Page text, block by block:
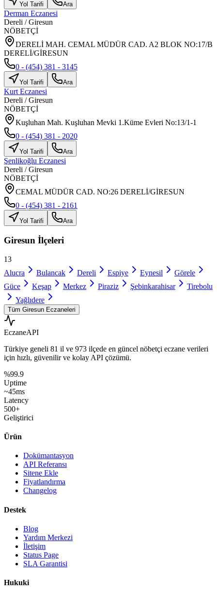
Yol Tarifi Ara
Derman Eczanesi
Dereli /Giresun
NÖBETÇİ
DERELİ MAH. CEMAL MÜDÜR CAD. A2 BLOK NO:17/B
DERELİ/GİRESUN
0 - (454) 381 - 3145
Yol Tarifi Ara
Kurt Eczanesi
Dereli /Giresun
NÖBETÇİ
Kuşluhan Mah. Kuşluhan Mevki 1.Küme Evleri No:13/1-1
0 - (454) 381 - 2020
Yol Tarifi Ara
Şenlikoğlu Eczanesi
Dereli /Giresun
NÖBETÇİ
CEMAL MÜDÜR CAD. NO:26 DERELİ/GİRESUN
0 - (454) 381 - 2161
Yol Tarifi Ara
Giresun İlçeleri
13
Alucra
Bulancak Dereli Espiye Eynesil
Görele
Güce
Keşap Merkez Piraziz Şebinkarahisar
Tirebolu
Yağlıdere
Tüm Giresun Eczaneleri
EczaneAPI
Türkiye geneli 81 il ve 973 ilçede en güncel nöbetçi eczane verileri
için hızlı, güvenilir ve kolay API çözümü.
%99.9
Uptime
~45ms
Latency
500+
Geliştirici
Ürün
Dokümantasyon
API Referansı
Sitene Ekle
Fiyatlandırma
Changelog
Destek
Blog
Yardım Merkezi
İletişim
Status Page
SLA Garantisi
Hukuki